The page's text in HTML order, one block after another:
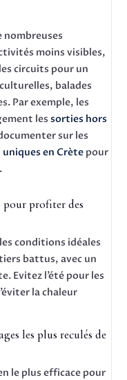
moins visibles,
circuits pour un
balades
Par exemple, les
lessorties hors
sur les
en Crète pour
pour profiter des
conditions idéales
battus, avec un
Evitez l’été pour les
la chaleur
les plus reculés de
le plus efficace pour